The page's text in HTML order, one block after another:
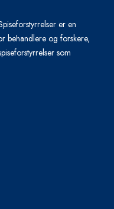
er en
behandlere og forskere,
som